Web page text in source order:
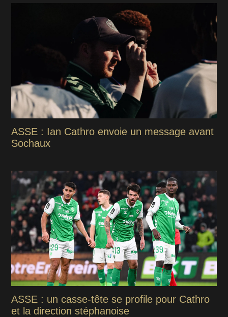
ASSE : Ian Cathro envoie un message avant
Sochaux
ASSE : un casse-tête se profile pour Cathro
et la direction stéphanoise